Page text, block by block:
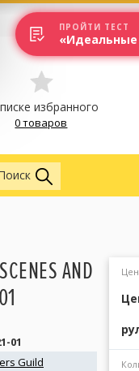
избранного
0 товаров
Обои
AND
01
Guild
ПРОЙТИ ТЕСТ